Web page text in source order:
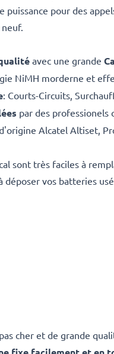
puissance pour des
avec une grande
NiMH morderne et
: Courts-Circuits,
par des professionels
Alcatel Altiset,
sont très faciles à
déposer vos batteries
cher et de grande